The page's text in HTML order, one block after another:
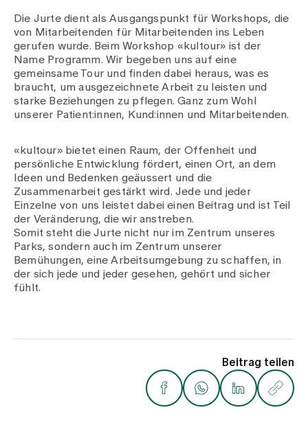
Events
Über uns
Jobs & Karriere
Kontakt
Babygalerie
Blog
Medien
Publikationen
Die Jurte dient als Ausgangspunkt für Workshops, die
von Mitarbeitenden für Mitarbeitenden ins Leben
gerufen wurde. Beim Workshop «kultour» ist der
Name Programm. Wir begeben uns auf eine
gemeinsame Tour und finden dabei heraus, was es
braucht, um ausgezeichnete Arbeit zu leisten und
starke Beziehungen zu pflegen. Ganz zum Wohl
unserer Patient:innen, Kund:innen und Mitarbeitenden.
«kultour» bietet einen Raum, der Offenheit und
persönliche Entwicklung fördert, einen Ort, an dem
Ideen und Bedenken geäussert und die
Zusammenarbeit gestärkt wird. Jede und jeder
Einzelne von uns leistet dabei einen Beitrag und ist Teil
der Veränderung, die wir anstreben.
Somit steht die Jurte nicht nur im Zentrum unseres
Parks, sondern auch im Zentrum unserer
Bemühungen, eine Arbeitsumgebung zu schaffen, in
der sich jede und jeder gesehen, gehört und sicher
fühlt.
Beitrag teilen